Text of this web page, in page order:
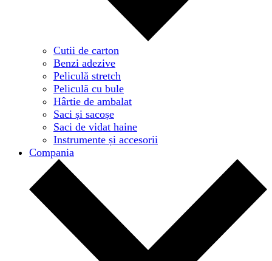
Cutii de carton
Benzi adezive
Peliculă stretch
Peliculă cu bule
Hârtie de ambalat
Saci și sacoșe
Saci de vidat haine
Instrumente și accesorii
Compania